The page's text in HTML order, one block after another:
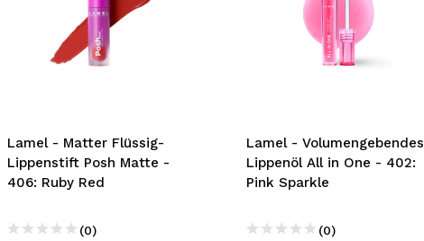
Lamel - Matter Flüssig-
Lippenstift Posh Matte -
406: Ruby Red
(0)
Lamel - Volumengebendes
Lippenöl All in One - 402:
Pink Sparkle
(0)